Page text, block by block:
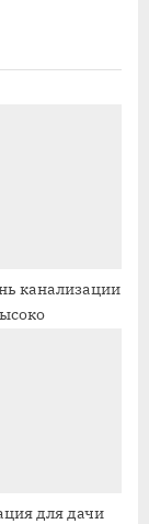
канализации
для дачи